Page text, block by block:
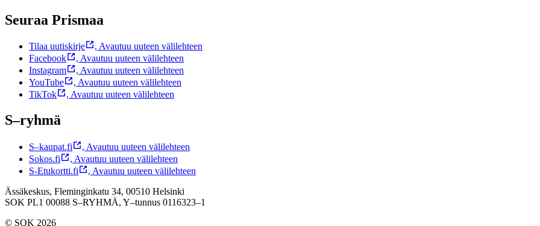
Seuraa Prismaa
Tilaa uutiskirje , Avautuu uuteen välilehteen
Facebook
, Avautuu uuteen välilehteen
Instagram
, Avautuu uuteen välilehteen
YouTube
, Avautuu uuteen välilehteen
TikTok
, Avautuu uuteen välilehteen
S–ryhmä
S–kaupat.fi , Avautuu uuteen välilehteen
Sokos.fi
, Avautuu uuteen välilehteen
S-Etukortti.fi
, Avautuu uuteen välilehteen
Ässäkeskus, Fleminginkatu 34, 00510 Helsinki
SOK PL1 00088 S–RYHMÄ, Y–tunnus 0116323–1
© SOK 2026